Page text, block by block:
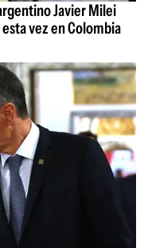
Javier Milei
vez en Colombia